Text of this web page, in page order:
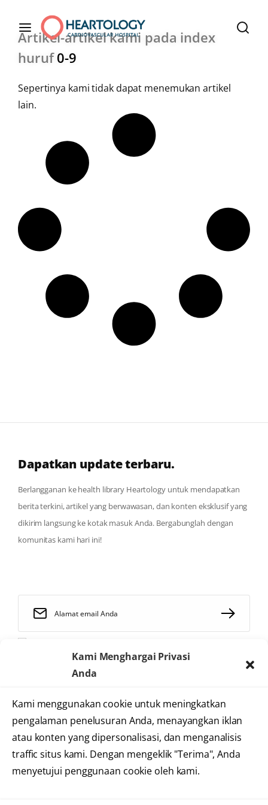
Kami Menghargai Privasi
Anda
Kami menggunakan cookie untuk meningkatkan
pengalaman penelusuran Anda, menayangkan iklan
atau konten yang dipersonalisasi, dan menganalisis
traffic situs kami. Dengan mengeklik "Terima", Anda
menyetujui penggunaan cookie oleh kami.
Artikel-artikel kami pada index
huruf0-9
Sepertinya kami tidak dapat menemukan artikel
lain.
Dapatkan update terbaru.
Berlangganan ke health library Heartology untuk mendapatkan
berita terkini, artikel yang berwawasan, dan konten eksklusif yang
dikirim langsung ke kotak masuk Anda. Bergabunglah dengan
komunitas kami hari ini!
2025 © Heartology
Cardiovascular Hospital